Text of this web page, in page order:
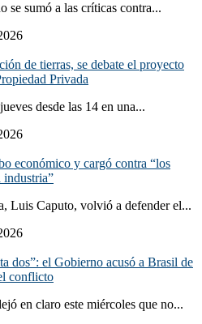
se sumó a las críticas contra...
de tierras, se debate el proyecto
Privada
desde las 14 en una...
económico y cargó contra “los
industria”
Luis Caputo, volvió a defender el...
dos”: el Gobierno acusó a Brasil de
conflicto
en claro este miércoles que no...